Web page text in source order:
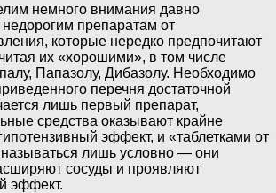
немного внимания давно
препаратам от
которые нередко предпочитают
их «хорошими», в том числе
Папазолу, Дибазолу. Необходимо
перечня достаточной
лишь первый препарат,
средства оказывают крайне
эффект, и «таблетками от
лишь условно — они
сосуды и проявляют
эффект.